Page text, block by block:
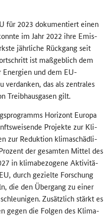
für 2023 do­ku­men­tiert einen
im Jahr 2022 ihre Emis­
jähr­li­che Rück­gang seit
ist maß­geb­lich dem
En­er­gien und dem EU-​
ver­dan­ken, das als zen­tra­les
Treib­haus­ga­sen gilt.
Ho­ri­zont Eu­ro­pa
Pro­jek­te zur Kli­
zur Re­duk­ti­on kli­ma­schäd­li­
der ge­sam­ten Mit­tel des
in kli­ma­be­zo­ge­ne Ak­ti­vi­tä­
durch ge­ziel­te For­schung
die den Über­gang zu einer
Zu­sätz­lich stärkt es
gegen die Fol­gen des Kli­ma­